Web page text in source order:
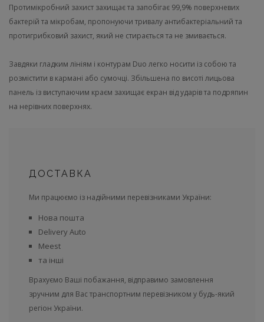
Протимікробний захист захищає та запобігає 99,9% поверхневих
бактерій та мікробам, пропонуючи тривалу антибактеріальний та
протигрибковий захист, який не стирається та не змивається.
Завдяки гладким лініям і контурам Duo легко носити із собою та
розмістити в кармані або сумочці. Збільшена по висоті лицьова
панель із виступаючим краєм захищає екран від ударів та подряпин
на нерівних поверхнях.
ДОСТАВКА
Ми працюємо із надійними перевізниками України:
Нова пошта
Delivery Auto
Meest
та інші
Врахуємо Ваші побажання, відправимо замовлення
зручним для Вас транспортним перевізником у будь-який
регіон України.